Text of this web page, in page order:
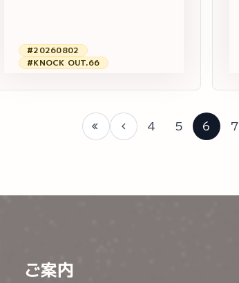
#20260802
#KNOCK OUT.66
4 5 6 7
ご案内